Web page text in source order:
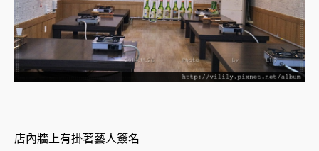
店內牆上有掛著藝人簽名